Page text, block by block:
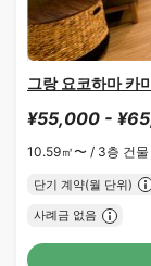
그랑 요코하마 카
¥55,000 -
10.59㎡〜 / 3층 건
단기 계약(월 단위)
사례금 없음